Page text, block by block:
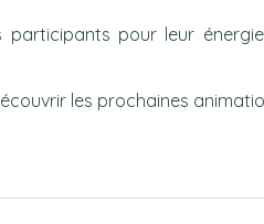
participants pour leur
les prochaines